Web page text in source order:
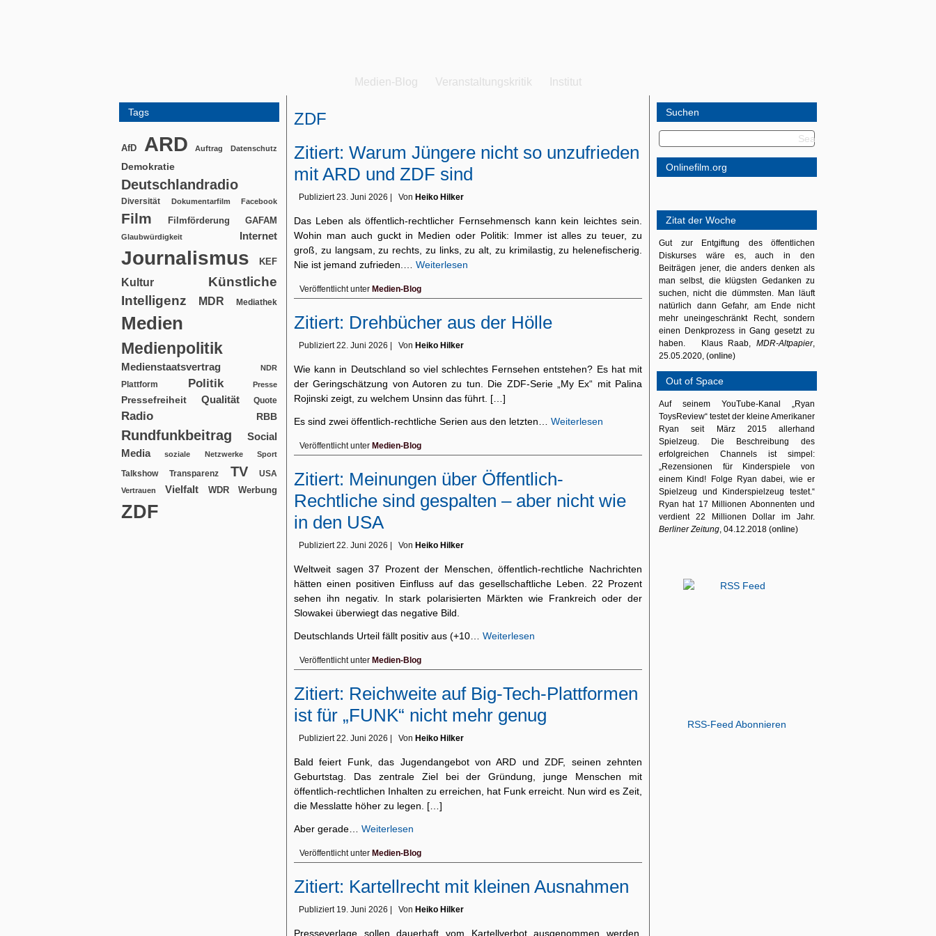
Medien-Blog Veranstaltungskritik Institut
Tags
AfD ARD Auftrag Datenschutz
Demokratie
Deutschlandradio
Diversität Dokumentarfilm Facebook
Film Filmförderung GAFAM
Glaubwürdigkeit Internet
Journalismus KEF
Kultur
Künstliche
Intelligenz
MDR Mediathek
Medien
Medienpolitik
Medienstaatsvertrag NDR
Plattform Politik Presse
Pressefreiheit Qualität Quote
Radio RBB
Rundfunkbeitrag
Social
Media
soziale Netzwerke Sport
Talkshow Transparenz TV USA
Vertrauen Vielfalt WDR Werbung
ZDF
ZDF
Zitiert: Warum Jüngere nicht so unzufrieden
mit ARD und ZDF sind
Publiziert 23. Juni 2026 Von Heiko Hilker
Das Leben als öffentlich-rechtlicher Fernsehmensch kann kein leichtes sein.
Wohin man auch guckt in Medien oder Politik: Immer ist alles zu teuer, zu
groß, zu langsam, zu rechts, zu links, zu alt, zu krimilastig, zu helenefischerig.
Nie ist jemand zufrieden.… Weiterlesen
Veröffentlicht unter Medien-Blog
Zitiert: Drehbücher aus der Hölle
Publiziert 22. Juni 2026 Von Heiko Hilker
Wie kann in Deutschland so viel schlechtes Fernsehen entstehen? Es hat mit
der Geringschätzung von Autoren zu tun. Die ZDF-Serie „My Ex“ mit Palina
Rojinski zeigt, zu welchem Unsinn das führt. […]
Es sind zwei öffentlich-rechtliche Serien aus den letzten… Weiterlesen
Veröffentlicht unter Medien-Blog
Zitiert: Meinungen über Öffentlich-
Rechtliche sind gespalten – aber nicht wie
in den USA
Publiziert 22. Juni 2026 Von Heiko Hilker
Weltweit sagen 37 Prozent der Menschen, öffentlich-rechtliche Nachrichten
hätten einen positiven Einfluss auf das gesellschaftliche Leben. 22 Prozent
sehen ihn negativ. In stark polarisierten Märkten wie Frankreich oder der
Slowakei überwiegt das negative Bild.
Deutschlands Urteil fällt positiv aus (+10… Weiterlesen
Veröffentlicht unter Medien-Blog
Zitiert: Reichweite auf Big-Tech-Plattformen
ist für „FUNK“ nicht mehr genug
Publiziert 22. Juni 2026 Von Heiko Hilker
Bald feiert Funk, das Jugendangebot von ARD und ZDF, seinen zehnten
Geburtstag. Das zentrale Ziel bei der Gründung, junge Menschen mit
öffentlich-rechtlichen Inhalten zu erreichen, hat Funk erreicht. Nun wird es Zeit,
die Messlatte höher zu legen. […]
Aber gerade… Weiterlesen
Veröffentlicht unter Medien-Blog
Zitiert: Kartellrecht mit kleinen Ausnahmen
Publiziert 19. Juni 2026 Von Heiko Hilker
Presseverlage sollen dauerhaft vom Kartellverbot ausgenommen werden,
Suchen
Onlinefilm.org
Zitat der Woche
Gut zur Entgiftung des öffentlichen
Diskurses wäre es, auch in den
Beiträgen jener, die anders denken als
man selbst, die klügsten Gedanken zu
suchen, nicht die dümmsten. Man läuft
natürlich dann Gefahr, am Ende nicht
mehr uneingeschränkt Recht, sondern
einen Denkprozess in Gang gesetzt zu
haben. Klaus Raab, MDR-Altpapier,
25.05.2020, (online)
Out of Space
Auf seinem YouTube-Kanal „Ryan
ToysReview“ testet der kleine Amerikaner
Ryan seit März 2015 allerhand
Spielzeug. Die Beschreibung des
erfolgreichen Channels ist simpel:
„Rezensionen für Kinderspiele von
einem Kind! Folge Ryan dabei, wie er
Spielzeug und Kinderspielzeug testet.“
Ryan hat 17 Millionen Abonnenten und
verdient 22 Millionen Dollar im Jahr.
Berliner Zeitung, 04.12.2018 (online)
RSS-Feed Abonnieren